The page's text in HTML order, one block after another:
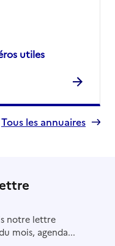
utiles
Tous les annuaires
notre lettre
mois, agenda...